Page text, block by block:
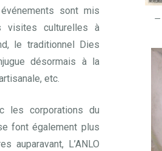
sont mis
visites culturelles à
le traditionnel Dies
désormais à la
etc.
les corporations du
font également plus
auparavant, L’ANLO